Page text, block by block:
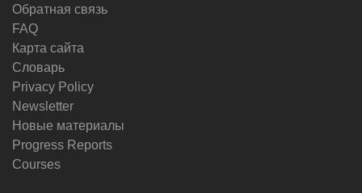
Обратная связь
FAQ
Карта сайта
Словарь
Privacy Policy
Newsletter
Новые материалы
Progress Reports
Courses